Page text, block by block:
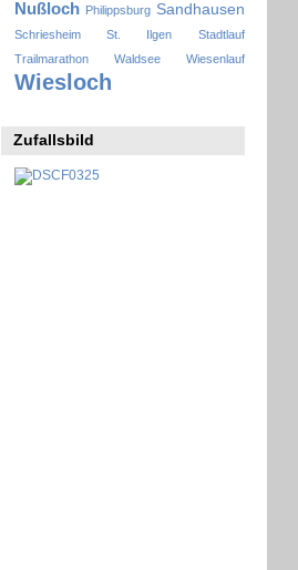
Nußloch Philippsburg Sandhausen
Schriesheim St. Ilgen
Stadtlauf
Trailmarathon
Waldsee Wiesenlauf
Wiesloch
Zufallsbild